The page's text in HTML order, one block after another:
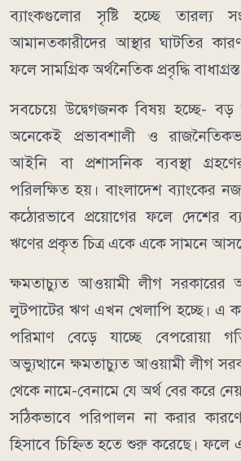
ব্যাংকগুলোর সৃষ্টি হচ্ছে তারল্য
আমানতকারীদের আস্থার ঘাটতির
ফলে সামগ্রিক অর্থনৈতিক প্রবৃদ্ধি
সবচেয়ে উদ্বেগজনক বিষয় হচ্ছে-
অনেকেই প্রভাবশালী ও
আইনি বা প্রশাসনিক ব্যবস্থা
পরিলক্ষিত হয়। বাংলাদেশ ব্যাংকের
কঠোরভাবে প্রয়োগের ফলে দেশের
ঋণের প্রকৃত চিত্র একে একে সামনে
ক্ষমতাচ্যুত আওয়ামী লীগ সরকারের
লুটপাটের ঋণ এখন খেলাপি হচ্ছে। এ
পরিমাণ বেড়ে যাচ্ছে বেপরোয়া
অভ্যুত্থানে ক্ষমতাচ্যুত আওয়ামী লীগ
থেকে নামে-বেনামে যে অর্থ বের করে
সঠিকভাবে পরিপালন না করার
হিসাবে চিহ্নিত হতে শুরু করেছে। ফলে